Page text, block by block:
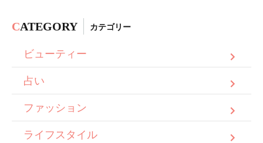
CATEGORY カテゴリー
ビューティー
占い
ファッション
ライフスタイル